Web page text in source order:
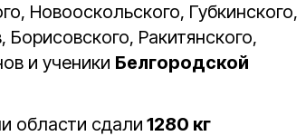
Новооскольского, Губкинского,
Борисовского, Ракитянского,
и ученики Белгородской
области сдали 1280 кг